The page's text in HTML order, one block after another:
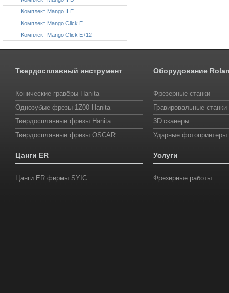
Комплект Mango II E
Комплект Mango Click E
Комплект Mango Click E+12
Твердосплавный инструмент
Конические гравёры Hanita
Однозубые фрезы 1Z00 Hanita
Твердосплавные фрезы Hanita
Твердосплавные фрезы OSCAR
Цанги ER
Цанги ER фирмы SYIС
Оборудование
Фрезерные станки
Гравировальные станки
3D сканеры
Ударные фотопринтеры
Услуги
Фрезерные работы